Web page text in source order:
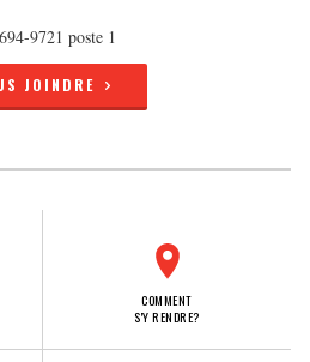
9721 poste 1
JOINDRE
COMMENT
S'Y RENDRE?